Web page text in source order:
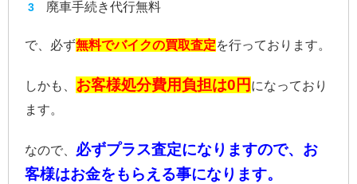
廃車手続き代行無料
で、必ず無料でバイクの買取査定を行っております。
しかも、 お客様処分費用負担は0円 になっており
ます。
なので、 必ずプラス査定になりますので、お
客様はお金をもらえる事になります。